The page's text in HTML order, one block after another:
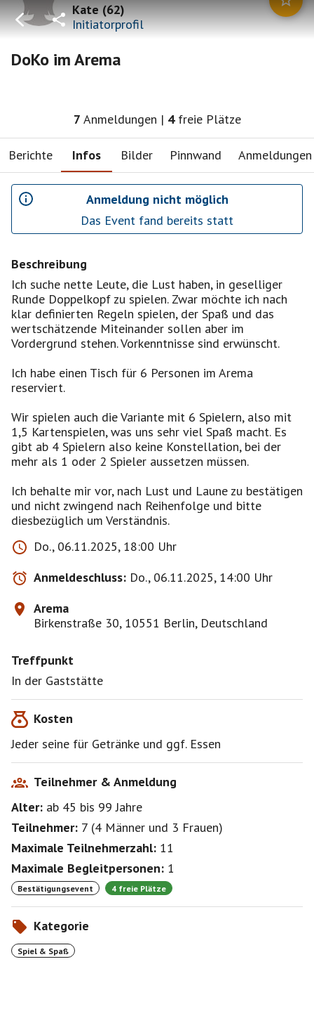
Kate(62)
Initiatorprofil
DoKo im Arema
7 Anmeldungen | 4 freie Plätze
Berichte Infos Bilder Pinnwand Anmeldungen
Anmeldung nicht möglich
Das Event fand bereits statt
Beschreibung
Ich suche nette Leute, die Lust haben, in geselliger
Runde Doppelkopf zu spielen. Zwar möchte ich nach
klar definierten Regeln spielen, der Spaß und das
wertschätzende Miteinander sollen aber im
Vordergrund stehen. Vorkenntnisse sind erwünscht.
Ich habe einen Tisch für 6 Personen im Arema
reserviert.
Wir spielen auch die Variante mit 6 Spielern, also mit
1,5 Kartenspielen, was uns sehr viel Spaß macht. Es
gibt ab 4 Spielern also keine Konstellation, bei der
mehr als 1 oder 2 Spieler aussetzen müssen.
Ich behalte mir vor, nach Lust und Laune zu bestätigen
und nicht zwingend nach Reihenfolge und bitte
diesbezüglich um Verständnis.
Do., 06.11.2025, 18:00 Uhr
Anmeldeschluss: Do., 06.11.2025, 14:00 Uhr
Arema
Birkenstraße 30, 10551 Berlin, Deutschland
Treffpunkt
In der Gaststätte
Kosten
Jeder seine für Getränke und ggf. Essen
Teilnehmer & Anmeldung
Alter: ab 45 bis 99Jahre
Teilnehmer: 7 (4 Männer und 3 Frauen)
Maximale Teilnehmerzahl: 11
Maximale Begleitpersonen: 1
Bestätigungsevent 4 freie Plätze
Kategorie
Spiel & Spaß